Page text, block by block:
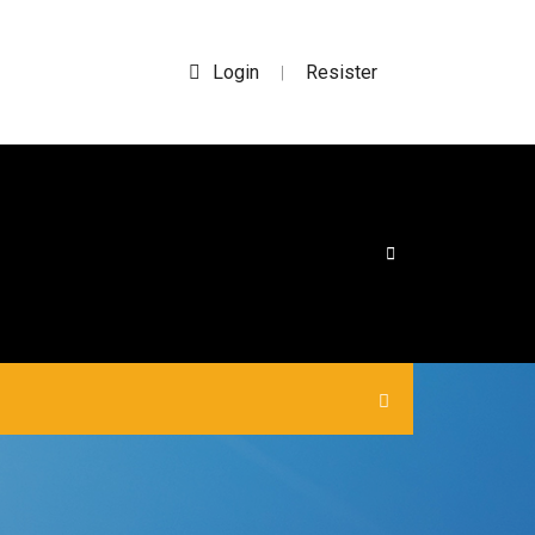
Login | Resister